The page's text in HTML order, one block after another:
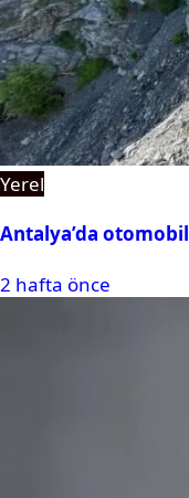
Yerel
Antalya’da
2 hafta önce